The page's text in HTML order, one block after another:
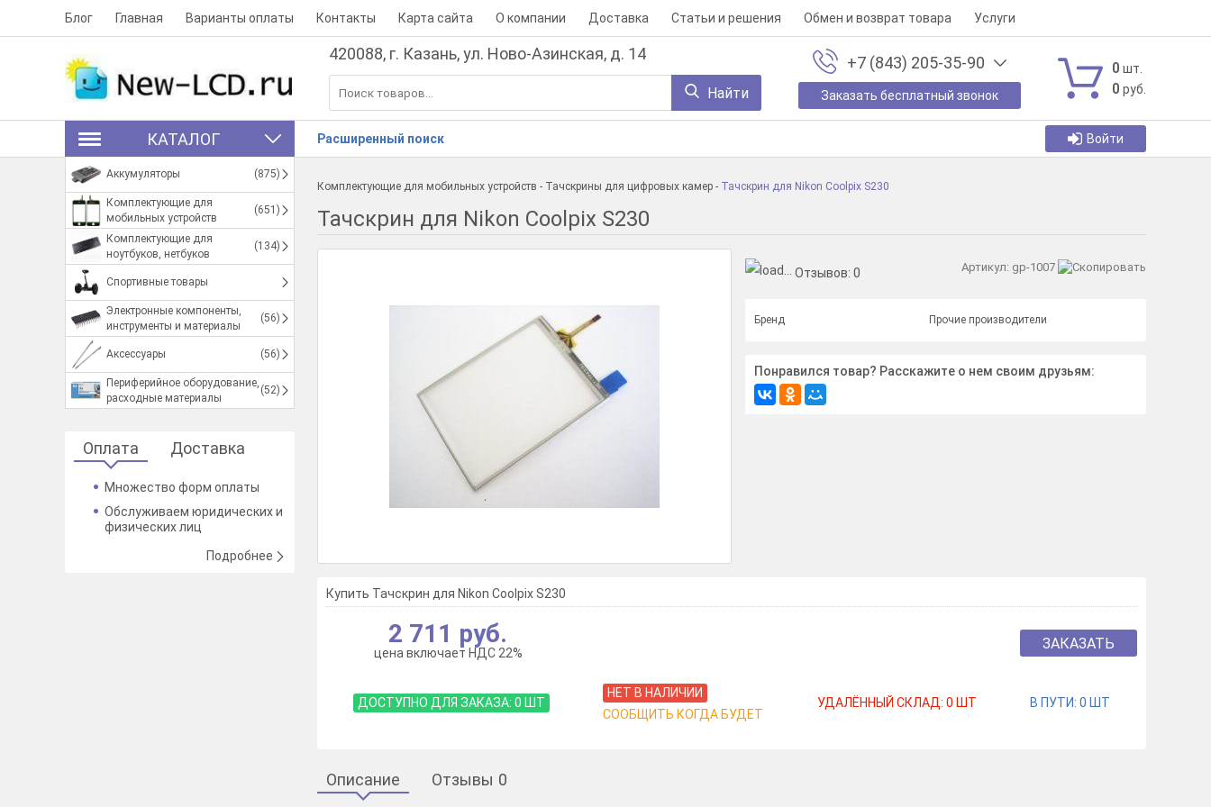
Блог Главная Варианты оплаты Контакты Карта сайта О компании Доставка Статьи и решения Обмен и возврат товара Услуги
420088, г. Казань, ул. Ново-Азинская, д. 14
Найти
+7 (843) 205-35-90
Заказать бесплатный звонок
0 шт.
0 руб.
КАТАЛОГ
Аккумуляторы (875)
Комплектующие для
мобильных устройств
(651)
Комплектующие для
ноутбуков, нетбуков
(134)
Спортивные товары
Электронные компоненты,
инструменты и материалы
(56)
Аксессуары (56)
Периферийное оборудование,
расходные материалы
(52)
Оплата Доставка
Множество форм оплаты
Обслуживаем юридических и
физических лиц
Подробнее
Расширенный поиск Войти
Комплектующие для мобильных устройств - Тачскрины для цифровых камер - Тачскрин для Nikon Coolpix S230
Тачскрин для Nikon Coolpix S230
Отзывов: 0 Артикул: gp-1007
Бренд Прочие производители
Понравился товар? Расскажите о нем своим друзьям:
Купить Тачскрин для Nikon Coolpix S230
2 711 руб.
цена включает НДС 22%
ЗАКАЗАТЬ
ДОСТУПНО ДЛЯ ЗАКАЗА: 0 ШТ
НЕТ В НАЛИЧИИ
СООБЩИТЬ КОГДА БУДЕТ
УДАЛЁННЫЙ СКЛАД: 0 ШТ В ПУТИ:0 ШТ
Описание Отзывы 0